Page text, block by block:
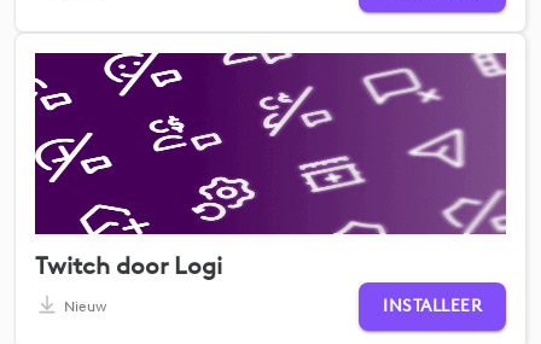
Twitch door Logi
Nieuw INSTALLEER